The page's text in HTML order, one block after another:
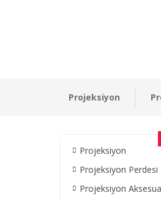
Projeksiyon
Projeksiyon
Projeksiyon Perdesi
Projeksiyon